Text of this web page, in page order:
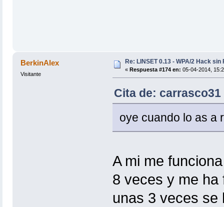
BerkinAlex
Visitante
Re: LINSET 0.13 - WPA/2 Hack
« Respuesta #174 en: 05-04-2014,
Cita de: carrasco31
oye cuando lo as a
A mi me
8 veces y me ha
unas 3 veces se